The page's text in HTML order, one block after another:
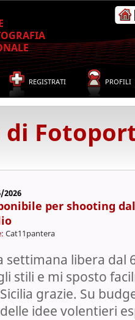
REGISTRATI PROFILI
di
2026
per shooting
Cat11pantera
settimana libera dal
stili e mi sposto
grazie. Su
idee volentieri